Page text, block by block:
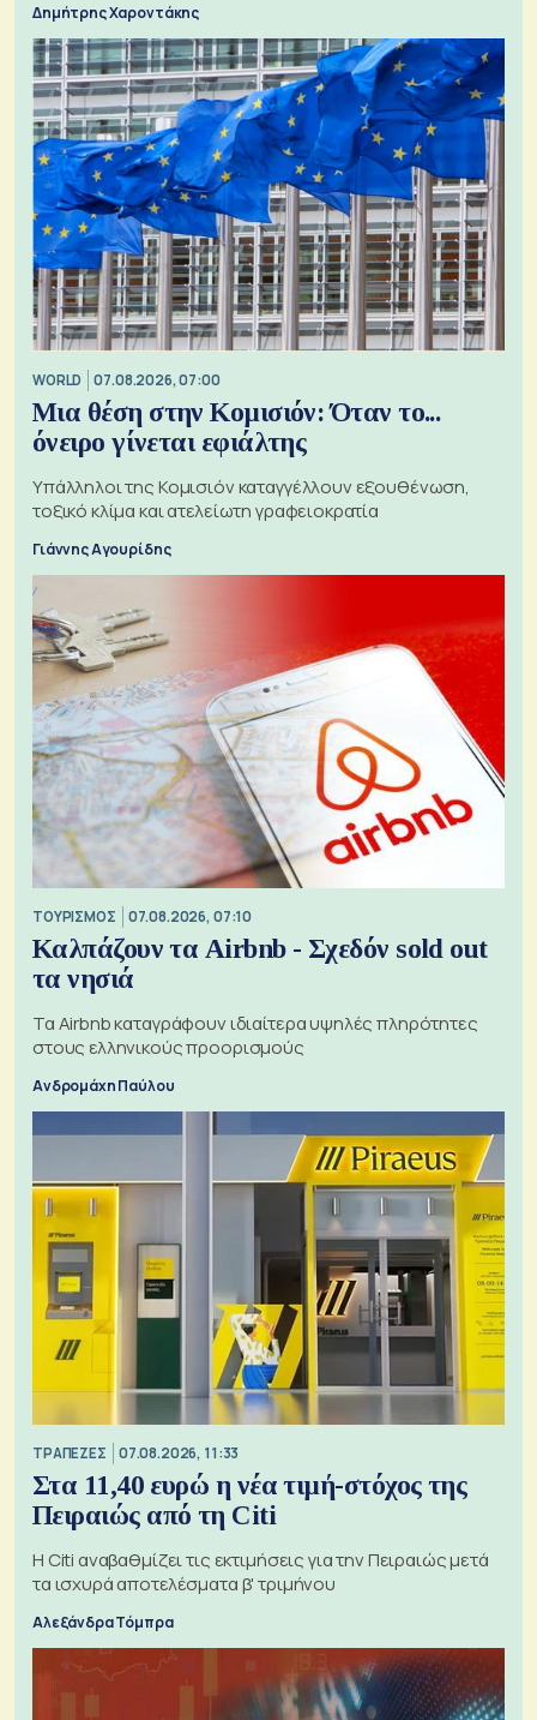
Δημήτρης Χαροντάκης
WORLD 07.08.2026, 07:00
Μια θέση στην Κομισιόν: Όταν το...
όνειρο γίνεται εφιάλτης
Υπάλληλοι της Κομισιόν καταγγέλλουν εξουθένωση,
τοξικό κλίμα και ατελείωτη γραφειοκρατία
Γιάννης Αγουρίδης
ΤΟΥΡΙΣΜΟΣ 07.08.2026, 07:10
Καλπάζουν τα Airbnb - Σχεδόν sold out
τα νησιά
Τα Airbnb καταγράφουν ιδιαίτερα υψηλές πληρότητες
στους ελληνικούς προορισμούς
Ανδρομάχη Παύλου
ΤΡΑΠΕΖΕΣ 07.08.2026, 11:33
Στα 11,40 ευρώ η νέα τιμή-στόχος της
Πειραιώς από τη Citi
Η Citi αναβαθμίζει τις εκτιμήσεις για την Πειραιώς μετά
τα ισχυρά αποτελέσματα β' τριμήνου
Αλεξάνδρα Τόμπρα